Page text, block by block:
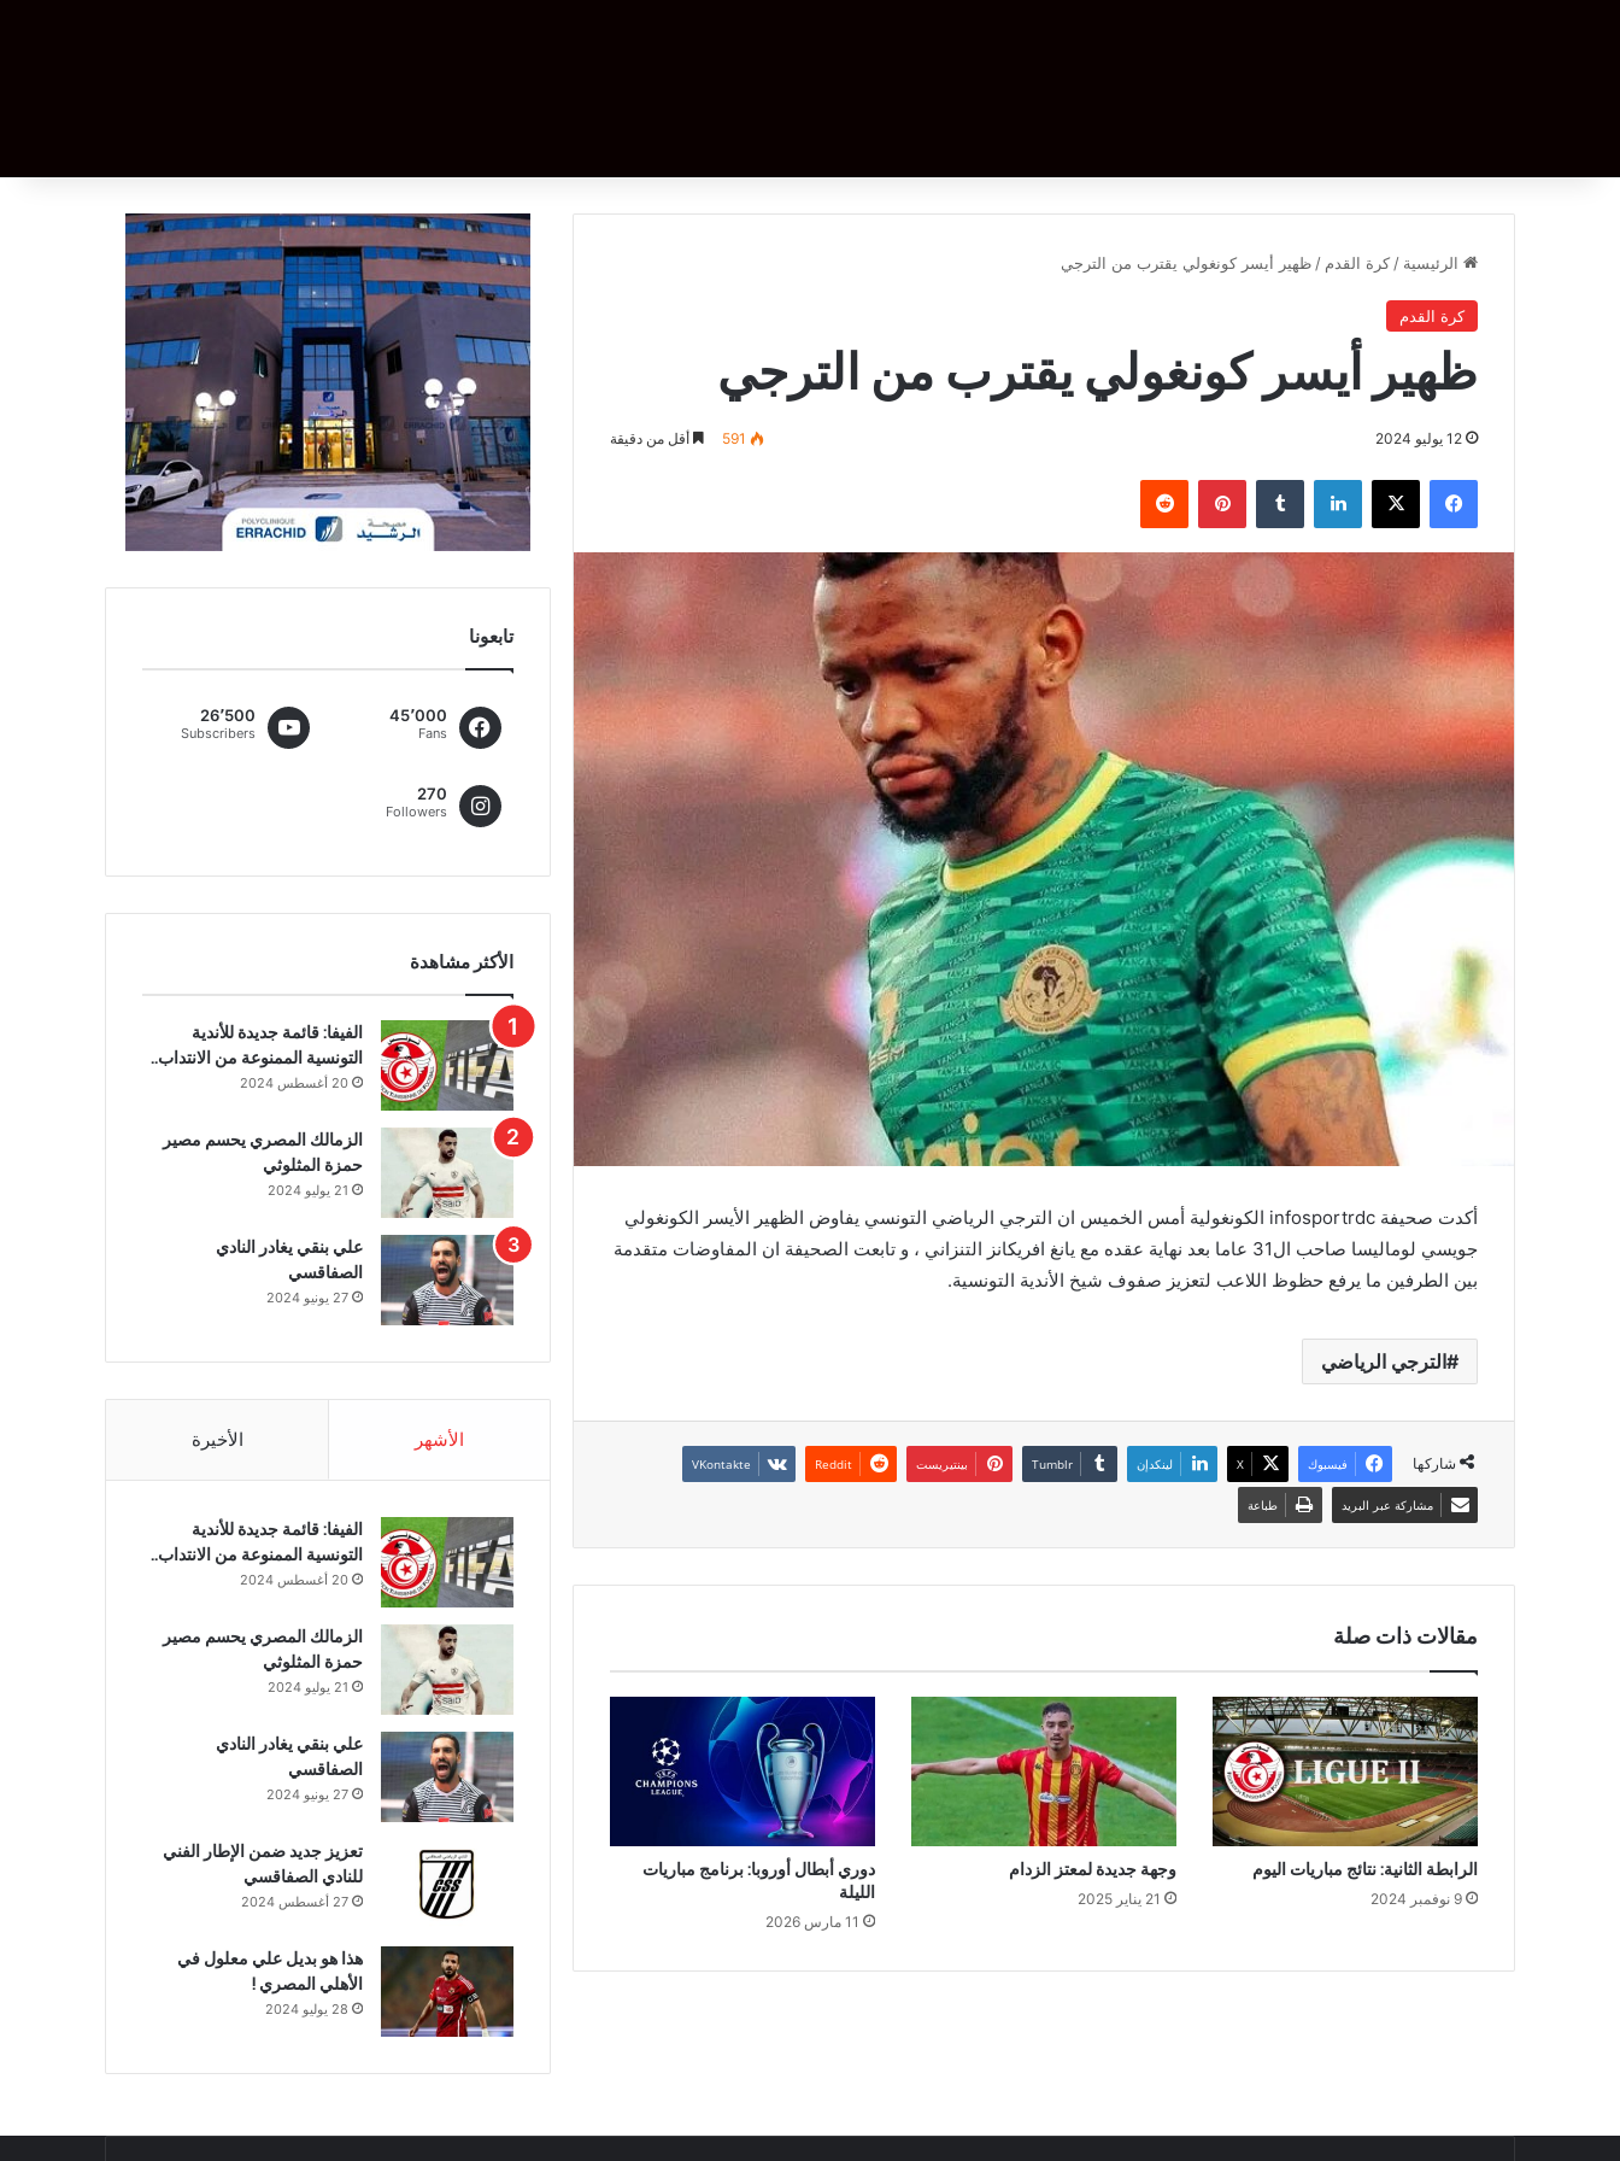
الرئيسية / كرة القدم / ظهير أيسر كونغولي يقترب من الترجي
كرة القدم
ظهير أيسر كونغولي يقترب من الترجي
12 يوليو 2024 591 أقل من دقيقة
فيسبوك ‫X لينكدإن بينتيريست
أكدت صحيفة infosportrdc الكونغولية أمس الخميس ان الترجي الرياضي التونسي يفاوض الظهير الأيسر الكونغولي
جويسي لوماليسا صاحب ال31 عاما بعد نهاية عقده مع يانغ افريكانز التنزاني ، و تابعت الصحيفة ان المفاوضات متقدمة
بين الطرفين ما يرفع حظوظ اللاعب لتعزيز صفوف شيخ الأندية التونسية.
الترجي الرياضي
شاركها فيسبوك ‫X لينكدإن بينتيريست
مشاركة عبر البريد طباعة
مقالات ذات صلة
الرابطة الثانية: نتائج مباريات اليوم
9 نوفمبر 2024
وجهة جديدة لمعتز الزدام
21 يناير 2025
دوري أبطال أوروبا: برنامج مباريات
الليلة
11 مارس 2026
تابعونا
45٬000
Fans
26٬500
Subscribers
270
Followers
الأكثر مشاهدة
الفيفا: قائمة جديدة للأندية
التونسية الممنوعة من الانتداب..
20 أغسطس 2024
الزمالك المصري يحسم مصير
حمزة المثلوثي
21 يوليو 2024
علي بنقي يغادر النادي
الصفاقسي
27 يونيو 2024
الأشهر الأخيرة
الفيفا: قائمة جديدة للأندية
التونسية الممنوعة من الانتداب..
20 أغسطس 2024
الزمالك المصري يحسم مصير
حمزة المثلوثي
21 يوليو 2024
علي بنقي يغادر النادي
الصفاقسي
27 يونيو 2024
تعزيز جديد ضمن الإطار الفني
للنادي الصفاقسي
27 أغسطس 2024
هذا هو بديل علي معلول في
الأهلي المصري !
28 يوليو 2024